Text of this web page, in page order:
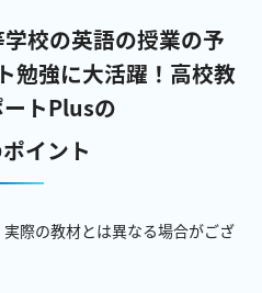
校の英語の授業の予
勉強に大活躍！ 高校教
トPlusの
イント
際の教材とは異なる場合がござ